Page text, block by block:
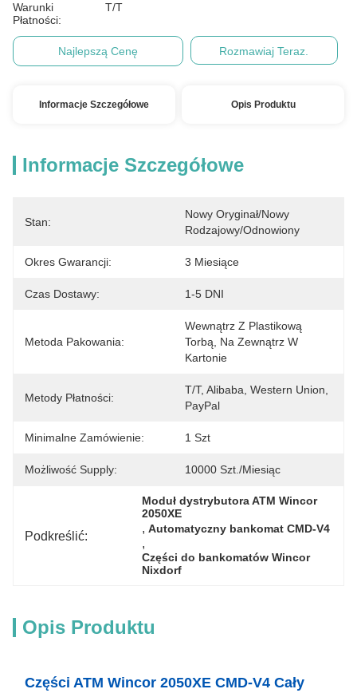
Warunki
Płatności:
T/T
Najlepszą Cenę Rozmawiaj Teraz.
Informacje Szczegółowe Opis Produktu
Informacje Szczegółowe
Stan:
Nowy Oryginał/nowy
Rodzajowy/odnowiony
Okres Gwarancji: 3 Miesiące
Czas Dostawy: 1-5 DNI
Metoda Pakowania:
Wewnątrz Z Plastikową
Torbą, Na Zewnątrz W
Kartonie
Metody Płatności:
T/T, Alibaba, Western Union,
PayPal
Minimalne Zamówienie: 1 Szt
Możliwość Supply: 10000 Szt./miesiąc
Podkreślić:
Moduł dystrybutora ATM Wincor
2050XE
, Automatyczny bankomat CMD-V4
,
Części do bankomatów Wincor
Nixdorf
Opis Produktu
Części ATM Wincor 2050XE CMD-V4 Cały